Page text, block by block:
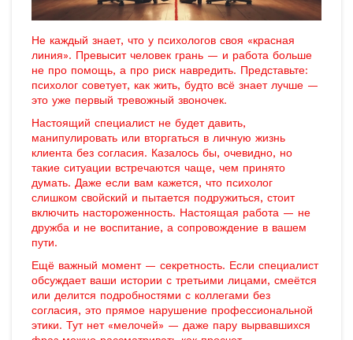
Не каждый знает, что у психологов своя «красная
линия». Превысит человек грань — и работа больше
не про помощь, а про риск навредить. Представьте:
психолог советует, как жить, будто всё знает лучше —
это уже первый тревожный звоночек.
Настоящий специалист не будет давить,
манипулировать или вторгаться в личную жизнь
клиента без согласия. Казалось бы, очевидно, но
такие ситуации встречаются чаще, чем принято
думать. Даже если вам кажется, что психолог
слишком свойский и пытается подружиться, стоит
включить настороженность. Настоящая работа — не
дружба и не воспитание, а сопровождение в вашем
пути.
Ещё важный момент — секретность. Если специалист
обсуждает ваши истории с третьими лицами, смеётся
или делится подробностями с коллегами без
согласия, это прямое нарушение профессиональной
этики. Тут нет «мелочей» — даже пару вырвавшихся